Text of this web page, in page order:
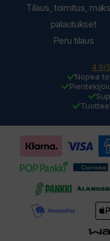
Tilaus, toimitus,
palautukset
Peru tilaus
4.9/
Nopea